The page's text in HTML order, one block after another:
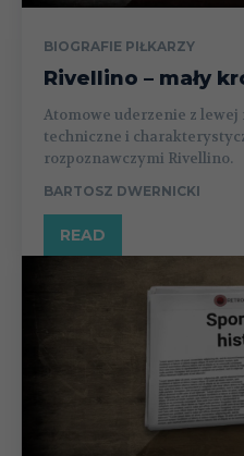
BIOGRAFIE PIŁKARZY
Rivellino – mały
Atomowe uderzenie z
techniczne i
rozpoznawczymi Rivellino.
BARTOSZ DWERNICKI
READ